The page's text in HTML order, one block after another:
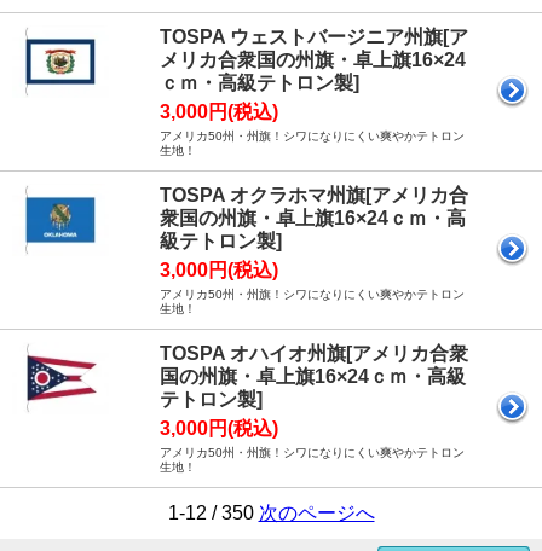
TOSPA ウェストバージニア州旗[ア
メリカ合衆国の州旗・卓上旗16×24
ｃｍ・高級テトロン製]
3,000円(税込)
アメリカ50州・州旗！シワになりにくい爽やかテトロン
生地！
TOSPA オクラホマ州旗[アメリカ合
衆国の州旗・卓上旗16×24ｃｍ・高
級テトロン製]
3,000円(税込)
アメリカ50州・州旗！シワになりにくい爽やかテトロン
生地！
TOSPA オハイオ州旗[アメリカ合衆
国の州旗・卓上旗16×24ｃｍ・高級
テトロン製]
3,000円(税込)
アメリカ50州・州旗！シワになりにくい爽やかテトロン
生地！
1-12 / 350 次のページへ